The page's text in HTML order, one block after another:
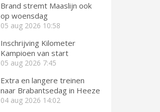
Brand stremt Maaslijn ook
op woensdag
05 aug 2026 10:58
Inschrijving Kilometer
Kampioen van start
05 aug 2026 7:45
Extra en langere treinen
naar Brabantsedag in Heeze
04 aug 2026 14:02